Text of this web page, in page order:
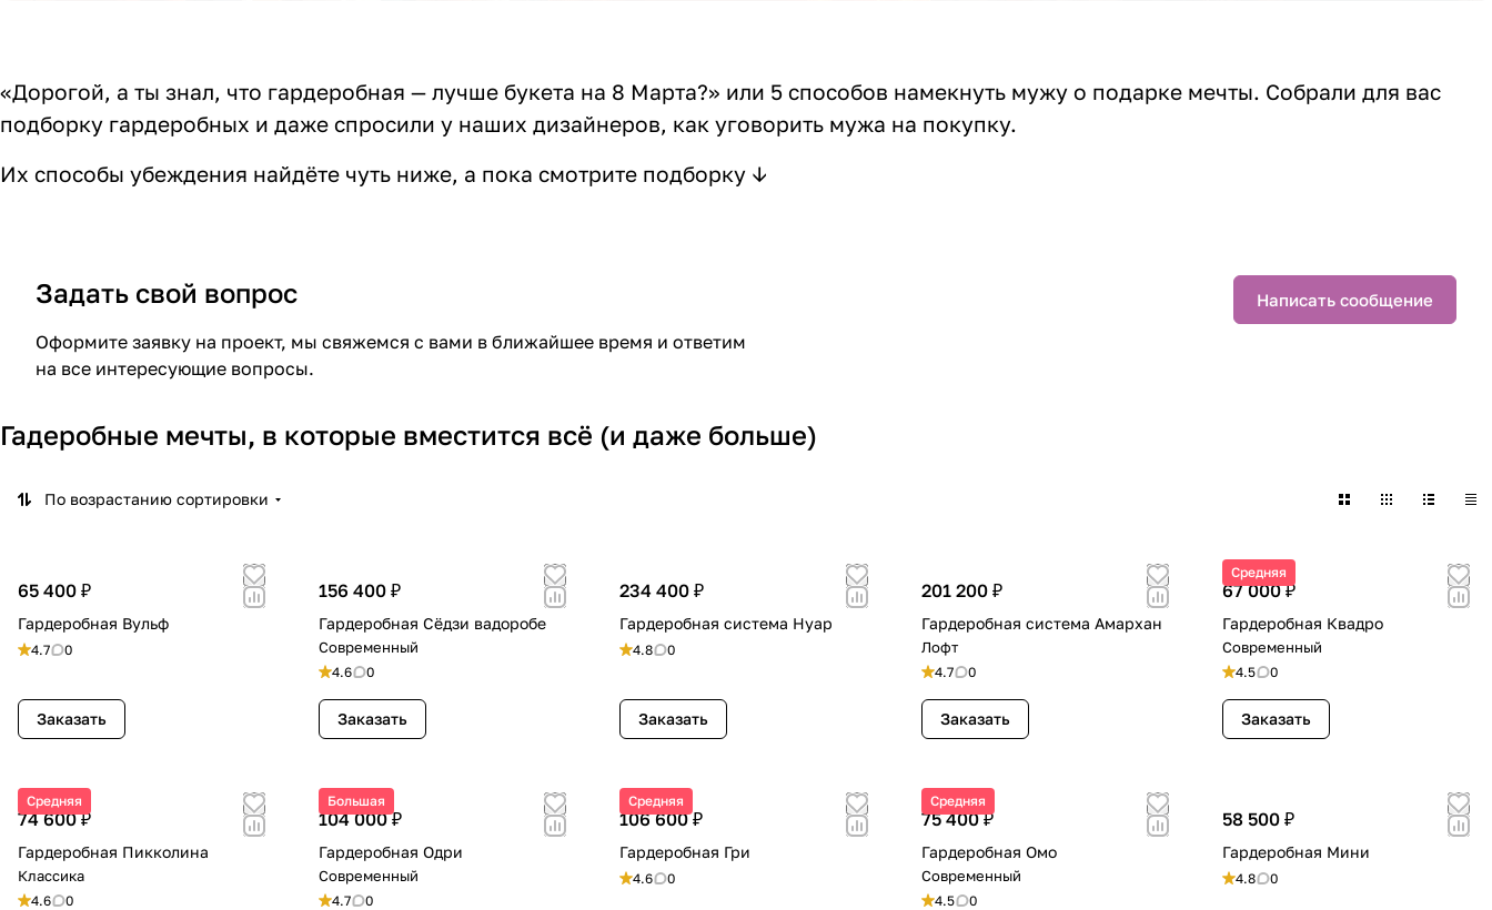
«Дорогой, а ты знал, что гардеробная — лучше букета на 8 Марта?» или 5 способов намекнуть мужу о подарке мечты. Собрали для вас
подборку гардеробных и даже спросили у наших дизайнеров, как уговорить мужа на покупку.
Их способы убеждения найдёте чуть ниже, а пока смотрите подборку ↓
Задать свой вопрос
Оформите заявку на проект, мы свяжемся с вами в ближайшее время и ответим
на все интересующие вопросы.
Написать сообщение
Гадеробные мечты, в которые вместится всё (и даже больше)
По возрастанию сортировки
65 400 ₽
Гардеробная Вульф
4.7 0
Заказать
156 400 ₽
Гардеробная Сёдзи вадоробе
Современный
4.6 0
Заказать
234 400 ₽
Гардеробная система Нуар
4.8 0
Заказать
201 200 ₽
Гардеробная система Амархан
Лофт
4.7 0
Заказать
Средняя
67 000 ₽
Гардеробная Квадро
Современный
4.5 0
Заказать
Средняя
74 600 ₽
Гардеробная Пикколина
Классика
4.6 0
Большая
104 000 ₽
Гардеробная Одри
Современный
4.7 0
Средняя
106 600 ₽
Гардеробная Гри
4.6 0
Средняя
75 400 ₽
Гардеробная Омо
Современный
4.5 0
58 500 ₽
Гардеробная Мини
4.8 0